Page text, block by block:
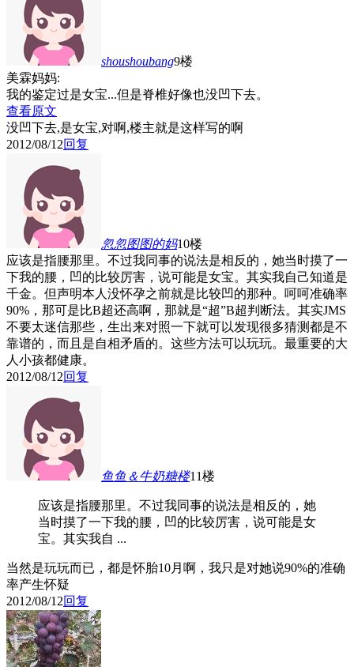
shoushoubang9楼
美霖妈妈:
我的鉴定过是女宝...但是脊椎好像也没凹下去。
查看原文
没凹下去,是女宝,对啊,楼主就是这样写的啊
2012/08/12回复
忽忽图图的妈10楼
应该是指腰那里。不过我同事的说法是相反的，她当时摸了一
下我的腰，凹的比较厉害，说可能是女宝。其实我自己知道是
千金。但声明本人没怀孕之前就是比较凹的那种。呵呵准确率
90%，那可是比B超还高啊，那就是“超”B超判断法。其实JMS
不要太迷信那些，生出来对照一下就可以发现很多猜测都是不
靠谱的，而且是自相矛盾的。这些方法可以玩玩。最重要的大
人小孩都健康。
2012/08/12回复
鱼鱼＆牛奶糖楼11楼
应该是指腰那里。不过我同事的说法是相反的，她
当时摸了一下我的腰，凹的比较厉害，说可能是女
宝。其实我自 ...
当然是玩玩而已，都是怀胎10月啊，我只是对她说90%的准确
率产生怀疑
2012/08/12回复